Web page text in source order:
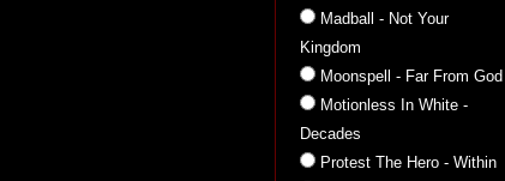
Madball - Not Your
Kingdom
Moonspell - Far From God
Motionless In White -
Decades
Protest The Hero - Within